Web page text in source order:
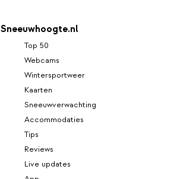
Sneeuwhoogte.nl
Top 50
Webcams
Wintersportweer
Kaarten
Sneeuwverwachting
Accommodaties
Tips
Reviews
Live updates